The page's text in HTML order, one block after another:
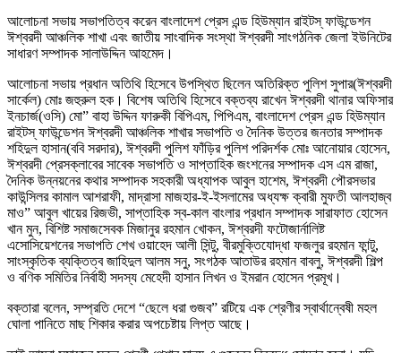
আলোচনা সভায় সভাপতিত্ব করেন বাংলাদেশ প্রেস এন্ড হিউম্যান রাইটস্ ফাউন্ডেশন
ঈশ্বরদী আঞ্চলিক শাখা এবং জাতীয় সাংবাদিক সংস্থা ঈশ্বরদী সাংগঠনিক জেলা ইউনিটের
সাধারণ সম্পাদক সালাউদ্দিন আহমেদ।
আলোচনা সভায় প্রধান অতিথি হিসেবে উপস্থিত ছিলেন অতিরিক্ত পুলিশ সুপার(ঈশ্বরদী
সার্কেল) মোঃ জহুরুল হক। বিশেষ অতিথি হিসেবে বক্তব্য রাখেন ঈশ্বরদী থানার অফিসার
ইনচার্জ(ওসি) মো” বাহা উদ্দিন ফারুকী বিপিএম, পিপিএম, বাংলাদেশ প্রেস এন্ড হিউম্যান
রাইটস্ ফাউন্ডেশন ঈশ্বরদী আঞ্চলিক শাখার সভাপতি ও দৈনিক উত্তর জনতার সম্পাদক
শহিদুল হাসান(ববি সরদার), ঈশ্বরদী পুলিশ ফাঁড়ির পুলিশ পরিদর্শক মোঃ আনোয়ার হোসেন,
ঈশ্বরদী প্রেসক্লাবের সাবেক সভাপতি ও সাপ্তাহিক জংশনের সম্পাদক এস এম রাজা,
দৈনিক উন্নয়নের কথার সম্পাদক সহকারী অধ্যাপক আবুল হাশেম, ঈশ্বরদী পৌরসভার
কাউন্সিলর কামাল আশরাফী, মাদ্রাসা মাজহার-ই-ইসলামের অধ্যক্ষ ক্বারী মুফতী আলহাজ্ব
মাও” আবুল খায়ের রিজভী, সাপ্তাহিক স্ব-কাল বাংলার প্রধান সম্পাদক সারাফাত হোসেন
খান মুন, বিশিষ্ট সমাজসেবক মিজানুর রহমান খোকন, ঈশ্বরদী ফটোজার্নালিষ্ট
এসোসিয়েশনের সভাপতি শেখ ওয়াহেদ আলী সিন্টু, বীরমুক্তিযোদ্ধা ফজলুর রহমান ফান্টু,
সাংস্কৃতিক ব্যক্তিত্ব জাহিদুল আলম সনু, সংগঠক আতাউর রহমান বাবলু, ঈশ্বরদী শিল্প
ও বণিক সমিতির নির্বাহী সদস্য মেহেদী হাসান লিখন ও ইমরান হোসেন প্রমূখ।
বক্তারা বলেন, সম্প্রতি দেশে “ছেলে ধরা গুজব” রটিয়ে এক শ্রেণীর স্বার্থান্বেষী মহল
ঘোলা পানিতে মাছ শিকার করার অপচেষ্টায় লিপ্ত আছে।